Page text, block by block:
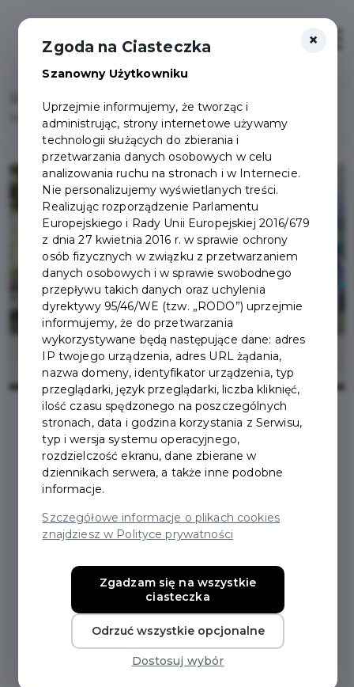
Wakacyjne studio Radia Gdańsk w Pruszczu Gdańskim!
2026-07-02
WAKACYJNE STUDIO
RADIA GDAŃSK W
PRUSZCZU GDAŃSKIM!
W sobotę, 4 lipca 2026 r. mobilne, wakacyjne studio
Radia Gdańsk zawita do Pruszcza Gdańskiego! Ekipę
Radia będzie można spotkać przy deptaku na al. Ks.
×
Zgoda na Ciasteczka
Szanowny Użytkowniku
Uprzejmie informujemy, że tworząc i
administrując, strony internetowe używamy
technologii służących do zbierania i
przetwarzania danych osobowych w celu
analizowania ruchu na stronach i w Internecie.
Nie personalizujemy wyświetlanych treści.
Realizując rozporządzenie Parlamentu
Europejskiego i Rady Unii Europejskiej 2016/679
z dnia 27 kwietnia 2016 r. w sprawie ochrony
osób fizycznych w związku z przetwarzaniem
danych osobowych i w sprawie swobodnego
przepływu takich danych oraz uchylenia
dyrektywy 95/46/WE (tzw. „RODO”) uprzejmie
informujemy, że do przetwarzania
wykorzystywane będą następujące dane: adres
IP twojego urządzenia, adres URL żądania,
nazwa domeny, identyfikator urządzenia, typ
przeglądarki, język przeglądarki, liczba kliknięć,
ilość czasu spędzonego na poszczególnych
stronach, data i godzina korzystania z Serwisu,
typ i wersja systemu operacyjnego,
rozdzielczość ekranu, dane zbierane w
dziennikach serwera, a także inne podobne
informacje.
Szczegółowe informacje o plikach cookies
znajdziesz w Polityce prywatności
Zgadzam się na wszystkie
ciasteczka
Odrzuć wszystkie opcjonalne
Dostosuj wybór